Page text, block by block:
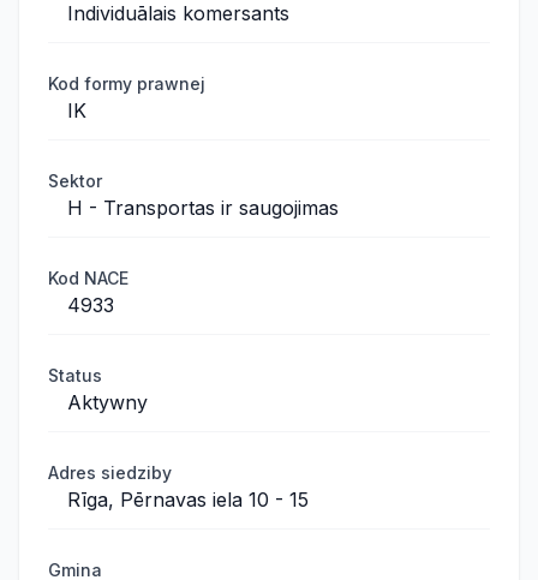
Individuālais komersants
Kod formy prawnej
IK
Sektor
H - Transportas ir saugojimas
Kod NACE
4933
Status
Aktywny
Adres siedziby
Rīga, Pērnavas iela 10 - 15
Gmina